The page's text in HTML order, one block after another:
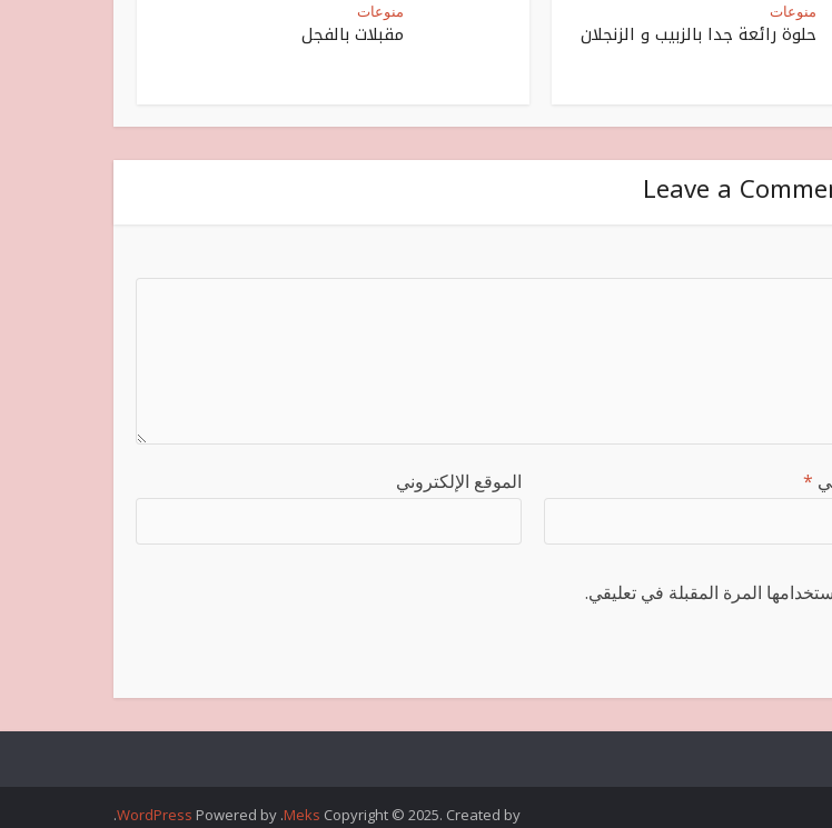
منوعات
حلوة رائعة جدا بالزبيب و الزنجلان
منوعات
مقبلات بالفجل
Leave a
* الموقع الإلكتروني
المرة المقبلة في تعليقي.
Copyright © 2025. Created by
Meks
. Powered by
WordPress
.